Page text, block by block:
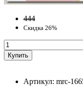
444
Скидка 26%
Артикул: mrc-